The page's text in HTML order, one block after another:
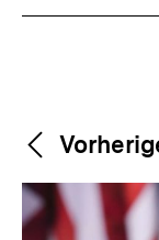
Inhalte
Content-
Navigation